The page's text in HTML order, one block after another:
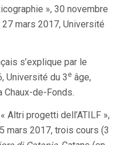
», 30 novembre
mars 2017, Université
s’explique par le
Université du 3 e âge,
Chaux-de-Fonds.
Altri progetti dell’ATILF »,
mars 2017, trois cours (3